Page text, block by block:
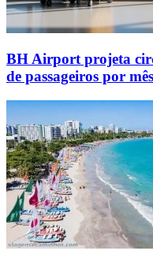
BH Airport projeta
de passageiros por mês